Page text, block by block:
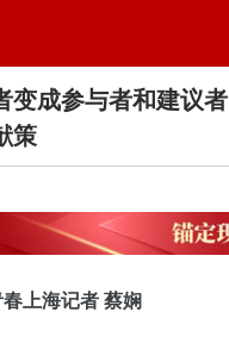
变成参与者和建议
策
春上海记者 蔡娴